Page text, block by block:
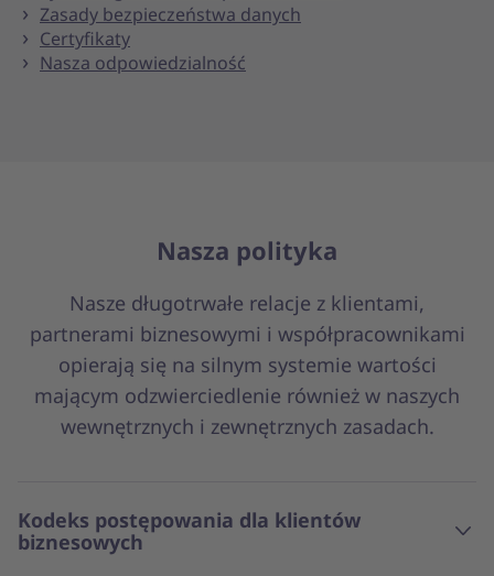
Zasady bezpieczeństwa danych
Certyfikaty
Nasza odpowiedzialność
Nasza polityka
Nasze długotrwałe relacje z klientami,
partnerami biznesowymi i współpracownikami
opierają się na silnym systemie wartości
mającym odzwierciedlenie również w naszych
wewnętrznych i zewnętrznych zasadach.
Kodeks postępowania dla klientów
biznesowych